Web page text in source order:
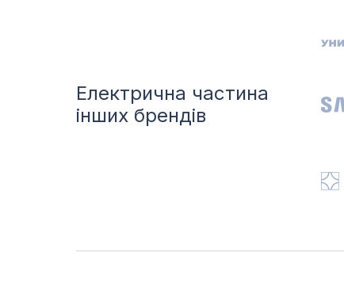
Електрична частина
інших брендів